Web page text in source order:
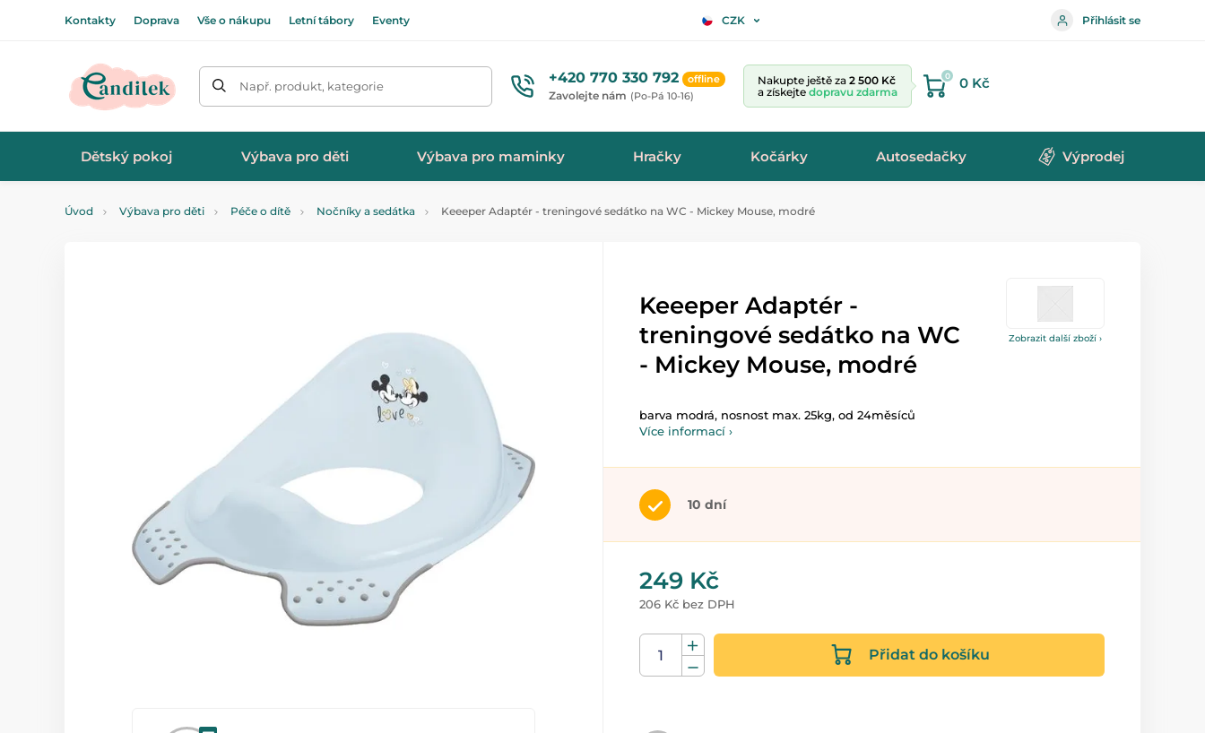
Kontakty Doprava Vše o nákupu Letní tábory Eventy CZK Přihlásit se
Např. produkt, kategorie +420 770 330 792 offline
Zavolejte nám (Po-Pá 10-16)
Nakupte ještě za 2 500 Kč
a získejte dopravu zdarma
0 0 Kč
Dětský pokoj Výbava pro děti Výbava pro maminky Hračky Kočárky Autosedačky Výprodej
Úvod Výbava pro děti Péče o dítě Nočníky a sedátka Keeeper Adaptér - treningové sedátko na WC - Mickey Mouse, modré
Zobrazit další zboží ›
Keeeper Adaptér -
treningové sedátko na WC
- Mickey Mouse, modré
barva modrá, nosnost max. 25kg, od 24měsíců
Více informací ›
10 dní
249 Kč
206 Kč bez DPH
Přidat do košíku